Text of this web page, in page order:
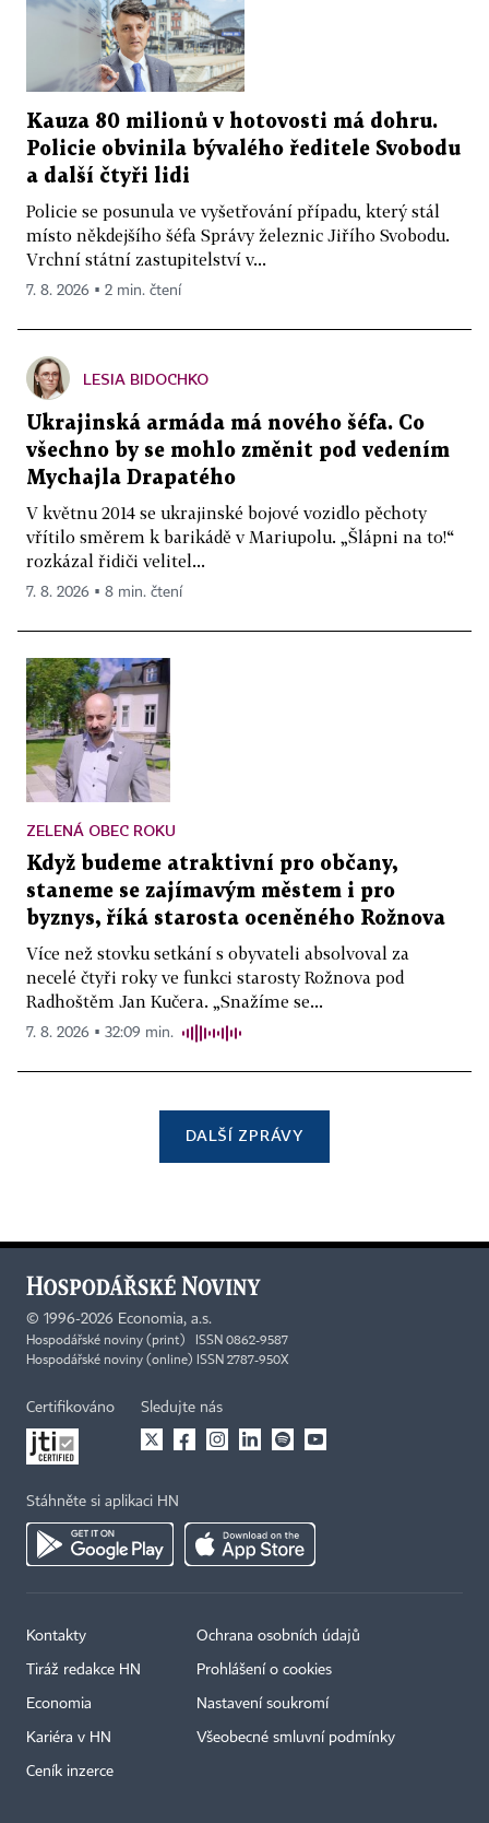
Kauza 80 milionů v hotovosti má dohru.
Policie obvinila bývalého ředitele Svobodu
a další čtyři lidi
Policie se posunula ve vyšetřování případu, který stál
místo někdejšího šéfa Správy železnic Jiřího Svobodu.
Vrchní státní zastupitelství v...
7. 8. 2026 ▪ 2 min. čtení
LESIA BIDOCHKO
Ukrajinská armáda má nového šéfa. Co
všechno by se mohlo změnit pod vedením
Mychajla Drapatého
V květnu 2014 se ukrajinské bojové vozidlo pěchoty
vřítilo směrem k barikádě v Mariupolu. „Šlápni na to!“
rozkázal řidiči velitel...
7. 8. 2026 ▪ 8 min. čtení
ZELENÁ OBEC ROKU
Když budeme atraktivní pro občany,
staneme se zajímavým městem i pro
byznys, říká starosta oceněného Rožnova
Více než stovku setkání s obyvateli absolvoval za
necelé čtyři roky ve funkci starosty Rožnova pod
Radhoštěm Jan Kučera. „Snažíme se...
7. 8. 2026 ▪ 32:09 min.
DALŠÍ ZPRÁVY
© 1996-2026 Economia, a.s.
Hospodářské noviny (print) ISSN 0862-9587
Hospodářské noviny (online) ISSN 2787-950X
Certifikováno Sledujte nás
Stáhněte si aplikaci HN
Kontakty
Tiráž redakce HN
Economia
Kariéra v HN
Ceník inzerce
Ochrana osobních údajů
Prohlášení o cookies
Nastavení soukromí
Všeobecné smluvní podmínky